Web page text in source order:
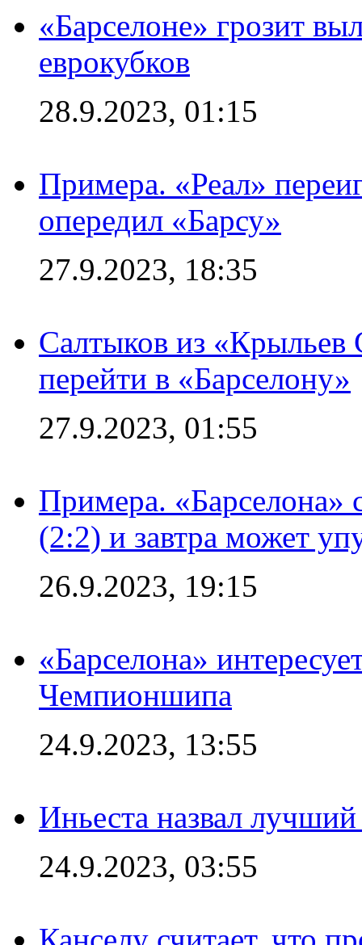
«Барселоне» грозит
еврокубков
28.9.2023, 01:15
Примера. «Реал»
опередил «Барсу»
27.9.2023, 18:35
Салтыков из «Крыльев
перейти в «Барселону»
27.9.2023, 01:55
Примера. «Барселона»
(2:2) и завтра может
26.9.2023, 19:15
«Барселона»
Чемпионшипа
24.9.2023, 13:55
Иньеста назвал
24.9.2023, 03:55